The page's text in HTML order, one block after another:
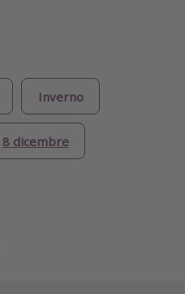
Inverno
8 dicembre